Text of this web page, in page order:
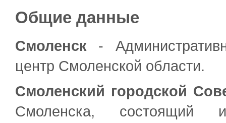
Общие данные
Смоленск -
центр Смоленской области.
Смоленский городской
Смоленска, состоящий